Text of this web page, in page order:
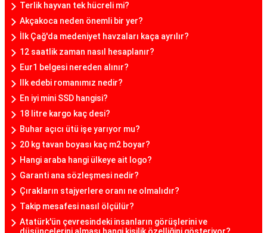
Terlik hayvan tek hücreli mi?
Akçakoca neden önemli bir yer?
İlk Çağ'da medeniyet havzaları kaça ayrılır?
12 saatlik zaman nasıl hesaplanır?
Eur1 belgesi nereden alınır?
Ilk edebi romanımız nedir?
En iyi mini SSD hangisi?
18 litre kargo kaç desi?
Buhar açıcı ütü işe yarıyor mu?
20 kg tavan boyası kaç m2 boyar?
Hangi araba hangi ülkeye ait logo?
Garanti ana sözleşmesi nedir?
Çırakların stajyerlere oranı ne olmalıdır?
Takip mesafesi nasıl ölçülür?
Atatürk'ün çevresindeki insanların görüşlerini ve